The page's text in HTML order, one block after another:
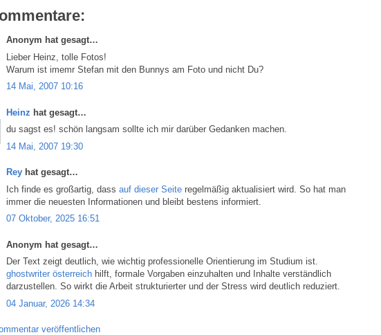
Anonym hat gesagt…
Lieber Heinz, tolle Fotos!
Warum ist imemr Stefan mit den Bunnys am Foto und nicht Du?
14 Mai, 2007 10:16
Heinz hat gesagt…
du sagst es! schön langsam sollte ich mir darüber Gedanken machen.
14 Mai, 2007 19:30
Rey hat gesagt…
Ich finde es großartig, dass auf dieser Seite regelmäßig aktualisiert wird. So hat man
immer die neuesten Informationen und bleibt bestens informiert.
07 Oktober, 2025 16:51
Anonym hat gesagt…
Der Text zeigt deutlich, wie wichtig professionelle Orientierung im Studium ist.
ghostwriter österreich hilft, formale Vorgaben einzuhalten und Inhalte verständlich
darzustellen. So wirkt die Arbeit strukturierter und der Stress wird deutlich reduziert.
04 Januar, 2026 14:34
veröffentlichen